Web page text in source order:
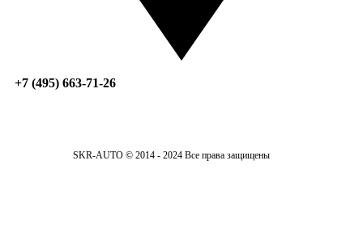
+7 (495) 663-71-26
SKR-AUTO © 2014 - 2024 Все права защищены